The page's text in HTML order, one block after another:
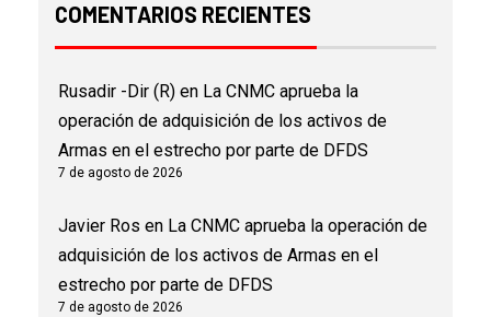
COMENTARIOS RECIENTES
Rusadir -Dir (R) en La CNMC aprueba la
operación de adquisición de los activos de
Armas en el estrecho por parte de DFDS
7 de agosto de 2026
Javier Ros en La CNMC aprueba la operación de
adquisición de los activos de Armas en el
estrecho por parte de DFDS
7 de agosto de 2026